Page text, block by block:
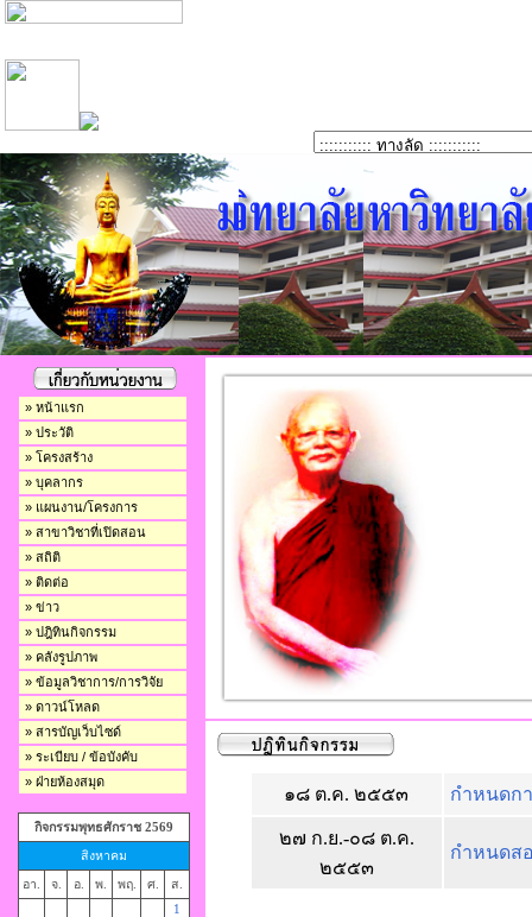
» หน้าแรก
» ประวัติ
» โครงสร้าง
» บุคลากร
» แผนงาน/โครงการ
» สาขาวิชาที่เปิดสอน
» สถิติ
» ติดต่อ
» ข่าว
» ปฎิทินกิจกรรม
» คลังรูปภาพ
» ข้อมูลวิชาการ/การวิจัย
» ดาวน์โหลด
» สารบัญเว็บไซด์
» ระเบียบ / ข้อบังคับ
» ฝ่ายห้องสมุด
กิจกรรมพุทธศักราช 2569
สิงหาคม
อา. จ. อ. พ. พฤ. ศ.
ส.
1
๑๘ ต.ค. ๒๕๕๓ กำหนดก
๒๗ ก.ย.-๐๘ ต.ค.
๒๕๕๓
กำหนดส